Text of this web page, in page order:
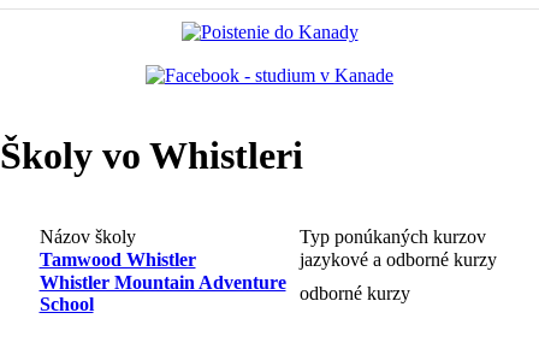
Školy vo Whistleri
Názov školy
Typ ponúkaných kurzov
Tamwood Whistler
jazykové a odborné kurzy
Whistler Mountain Adventure
School
odborné kurzy